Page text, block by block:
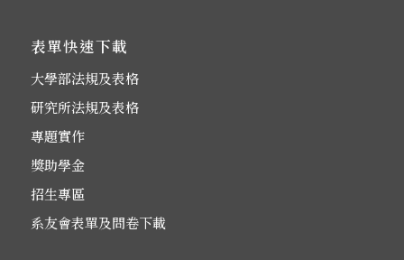
表單快速下載
大學部法規及表格
研究所法規及表格
專題實作
獎助學金
招生專區
系友會表單及問卷下載